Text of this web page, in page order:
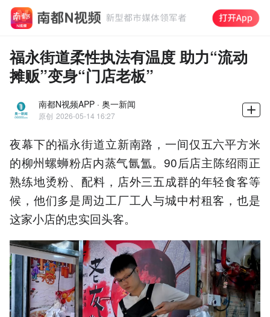
福永街道柔性执法有温度 助力“流动
摊贩”变身“门店老板”
南都N视频APP · 奥一新闻
原创 2026-05-14 16:27
夜幕下的福永街道立新南路，一间仅五六平方米
的柳州螺蛳粉店内蒸气氤氲。90后店主陈绍雨正
熟练地烫粉、配料，店外三五成群的年轻食客等
候，他们多是周边工厂工人与城中村租客，也是
这家小店的忠实回头客。